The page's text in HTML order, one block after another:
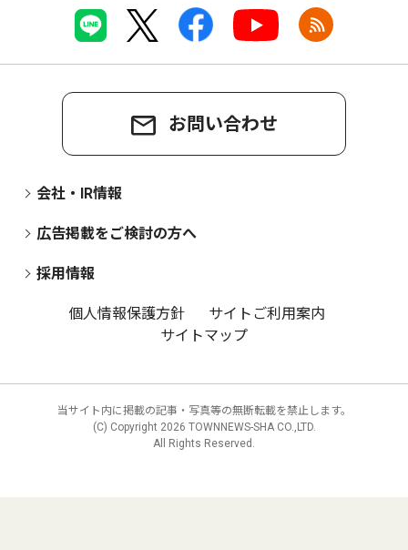
お問い合わせ
会社・IR情報
広告掲載をご検討の方へ
採用情報
個人情報保護方針
サイトご利用案内
サイトマップ
当サイト内に掲載の記事・写真等の無断転載を禁止します。
(C) Copyright 2026 TOWNNEWS-SHA CO.,LTD.
All Rights Reserved.